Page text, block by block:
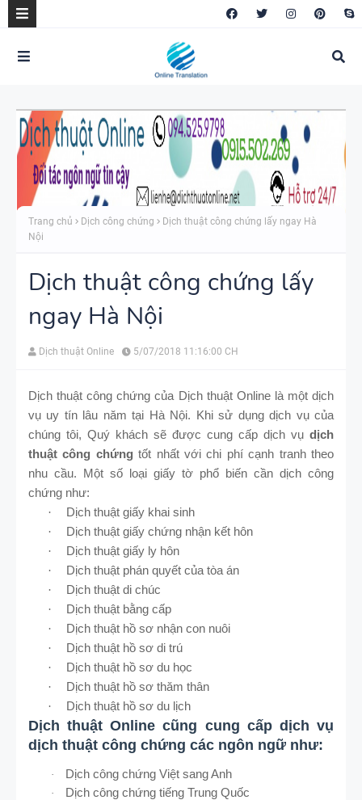
Trang chủ Dịch công chứng
Dịch thuật công chứng lấy ngay Hà
Nội
Dịch thuật công chứng lấy
ngay Hà Nội
Dịch thuật Online 5/07/2018 11:16:00 CH
Dịch thuật công chứng của Dịch thuật Online là một dịch
vụ uy tín lâu năm tại Hà Nội. Khi sử dụng dịch vụ của
chúng tôi, Quý khách sẽ được cung cấp dịch vụ dịch
thuật công chứng tốt nhất với chi phí cạnh tranh theo
nhu cầu. Một số loại giấy tờ phổ biến cần dịch công
chứng như:
· Dịch thuật giấy khai sinh
· Dịch thuật giấy chứng nhận kết hôn
· Dịch thuật giấy ly hôn
· Dịch thuật phán quyết của tòa án
· Dịch thuật di chúc
· Dịch thuật bằng cấp
· Dịch thuật hồ sơ nhận con nuôi
· Dịch thuật hồ sơ di trú
· Dịch thuật hồ sơ du học
· Dịch thuật hồ sơ thăm thân
· Dịch thuật hồ sơ du lịch
Dịch thuật Online cũng cung cấp dịch vụ
dịch thuật công chứng các ngôn ngữ như:
· Dịch công chứng Việt sang Anh
· Dịch công chứng tiếng Trung Quốc